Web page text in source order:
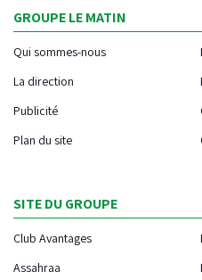
GROUPE LE MATIN
Qui sommes-nous
La direction
Publicité
Plan du site
SITE DU GROUPE
Club Avantages
Assahraa